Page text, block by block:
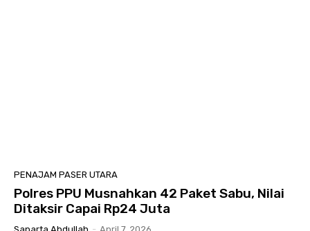
PENAJAM PASER UTARA
Polres PPU Musnahkan 42 Paket Sabu, Nilai
Ditaksir Capai Rp24 Juta